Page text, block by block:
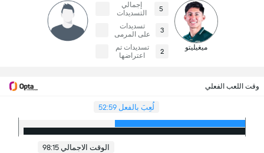
ميغيليتو
5
إجمالي
التسديدات
3
تسديدات
على المرمى
2
تسديدات تم
اعتراضها
وقت اللعب الفعلي
لُعِبَ بالفعل 52:59
الوقت الاجمالي 98:15